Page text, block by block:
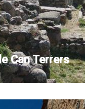
Can Terrers